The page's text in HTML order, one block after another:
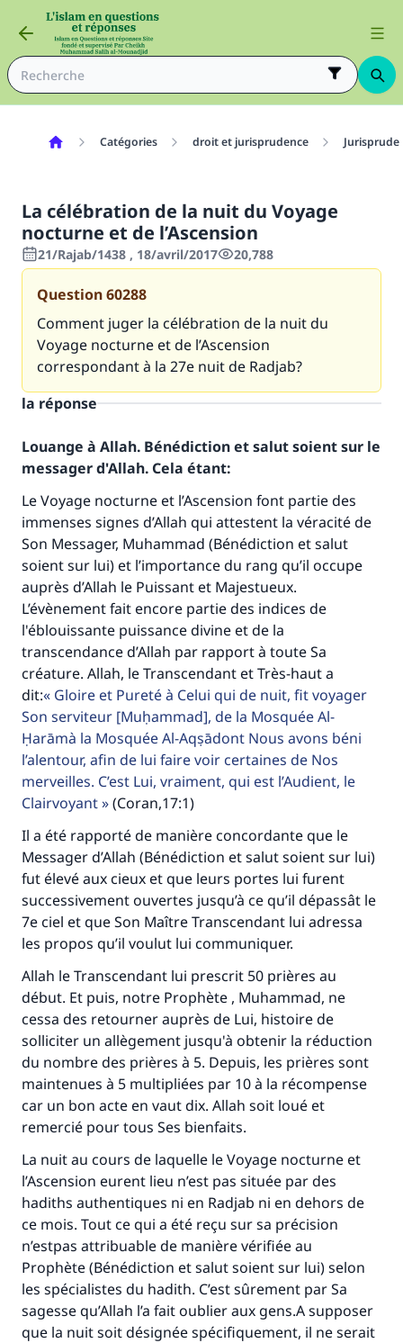
Catégories droit et jurisprudence
La célébration de la nuit du Voyage
nocturne et de l’Ascension
21/Rajab/1438 , 18/avril/2017 20,788
Question60288
Comment juger la célébration de la nuit du
Voyage nocturne et de l’Ascension
correspondant à la 27e nuit de Radjab?
la réponse
Louange à Allah. Bénédiction et salut soient sur le
messager d'Allah. Cela étant:
Le Voyage nocturne et l’Ascension font partie des
immenses signes d’Allah qui attestent la véracité de
Son Messager, Muhammad (Bénédiction et salut
soient sur lui) et l’importance du rang qu’il occupe
auprès d’Allah le Puissant et Majestueux.
L’évènement fait encore partie des indices de
l'éblouissante puissance divine et de la
transcendance d’Allah par rapport à toute Sa
créature. Allah, le Transcendant et Très-haut a
dit:
Gloire et Pureté à Celui qui de nuit, fit voyager
Son serviteur [Muḥammad], de la Mosquée Al-
Ḥarāmà la Mosquée Al-Aqṣādont Nous avons béni
l’alentour, afin de lui faire voir certaines de Nos
merveilles. C’est Lui, vraiment, qui est l’Audient, le
Clairvoyant
(Coran,17:1)
Il a été rapporté de manière concordante que le
Messager d’Allah (Bénédiction et salut soient sur lui)
fut élevé aux cieux et que leurs portes lui furent
successivement ouvertes jusqu’à ce qu’il dépassât le
7e ciel et que Son Maître Transcendant lui adressa
les propos qu’il voulut lui communiquer.
Allah le Transcendant lui prescrit 50 prières au
début. Et puis, notre Prophète , Muhammad, ne
cessa des retourner auprès de Lui, histoire de
solliciter un allègement jusqu'à obtenir la réduction
du nombre des prières à 5. Depuis, les prières sont
maintenues à 5 multipliées par 10 à la récompense
car un bon acte en vaut dix. Allah soit loué et
remercié pour tous Ses bienfaits.
La nuit au cours de laquelle le Voyage nocturne et
l’Ascension eurent lieu n’est pas située par des
hadiths authentiques ni en Radjab ni en dehors de
ce mois. Tout ce qui a été reçu sur sa précision
n’estpas attribuable de manière vérifiée au
Prophète (Bénédiction et salut soient sur lui) selon
les spécialistes du hadith. C’est sûrement par Sa
sagesse qu’Allah l’a fait oublier aux gens.A supposer
que la nuit soit désignée spécifiquement, il ne serait